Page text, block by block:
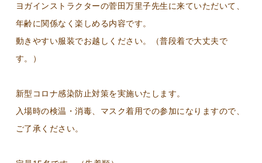
ヨガインストラクターの菅田万里子先生に来ていただいて、
年齢に関係なく楽しめる内容です。
動きやすい服装でお越しください。（普段着で大丈夫で
す。）
新型コロナ感染防止対策を実施いたします。
入場時の検温・消毒、マスク着用での参加になりますので、
ご了承ください。